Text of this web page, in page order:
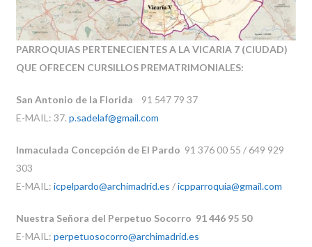
PARROQUIAS PERTENECIENTES A LA VICARIA 7 (CIUDAD)
QUE OFRECEN CURSILLOS PREMATRIMONIALES:
San Antonio de la Florida 91 547 79 37
E-MAIL: 37.p.sadelaf@gmail.com
Inmaculada Concepción de El Pardo 91 376 00 55 / 649 929
303
E-MAIL:icpelpardo@archimadrid.es /icpparroquia@gmail.com
Nuestra Señora del Perpetuo Socorro 91 446 95 50
E-MAIL:perpetuosocorro@archimadrid.es